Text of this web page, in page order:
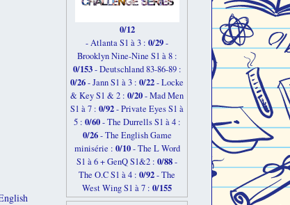
0/12
- Atlanta S1 à 3 : 0/29-
Brooklyn Nine-Nine S1 à 8 :
0/153- Deutschland 83-86-89 :
0/26-Jann S1 à 3 : 0/22- Locke
& Key S1 & 2 : 0/20- Mad Men
S1 à 7 : 0/92- Private Eyes S1 à
5 : 0/60- The Durrells S1 à 4 :
0/26- The English Game
minisérie : 0/10- The L Word
S1 à 6 + GenQ S1&2 : 0/88-
The O.C S1 à 4 : 0/92- The
West Wing S1 à 7 : 0/155